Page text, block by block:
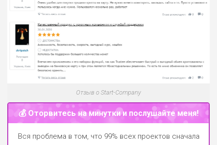
Отзыв о Start-Company
💰 Оторвитесь на минутки и послушайте меня!
Вся проблема в том, что 99% всех проектов сначала